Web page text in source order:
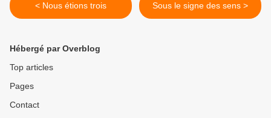
< Nous étions trois Sous le signe des sens >
Hébergé par Overblog
Top articles
Pages
Contact